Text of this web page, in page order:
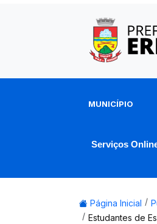
MUNICÍPIO
Serviços
Página Inicial
Estudantes de